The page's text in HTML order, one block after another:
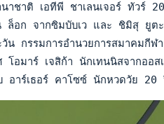
ชาติ เอทีพี ชาเลนเจอร์ ทัวร์
ล็อก จากซิมบับเว และ ชิมิสุ
น กรรมการอำนวยการสมาคมกี
โอมาร์ เจสิก้า นักเทนนิสจากอ
อาร์เธอร์ คาโซซ์ นักหวดวัย